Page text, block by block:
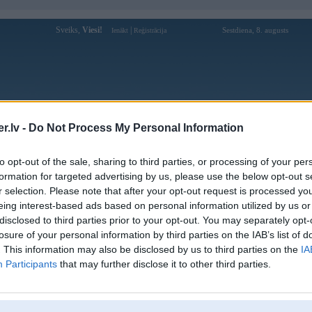
- Do Not Process My Personal Information
opt-out of the sale, sharing to third parties, or processing of your
for targeted advertising by us, please use the below opt-out
selection. Please note that after your opt-out request is processed
interest-based ads based on personal information utilized by us
to third parties prior to your opt-out. You may separately
of your personal information by third parties on the IAB’s list of
This information may also be disclosed by us to third parties on the
Participants that may further disclose it to other third parties.
Sveiks, Viesi! Ienākt Reģistrācija Sestdiena, 8. augusts
Forums Galerijas Reģistrācija Lietotāji
Lietotāja Moreless profils
Pēdējo reizi manīts: 25. Jul 2026, 22:20
Lietotājvārds:
Moreless
Ziņojumi forumā:
37
[Pēdējie ziņojumi forumā]